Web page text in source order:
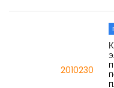
2010230